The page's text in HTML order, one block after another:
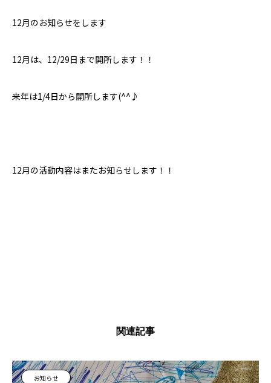
12月のお知らせをします
12月は、12/29日まで開所します！！
来年は1/4日から開所します(^^♪
12月の活動内容はまたお知らせします！！
関連記事
お知らせ